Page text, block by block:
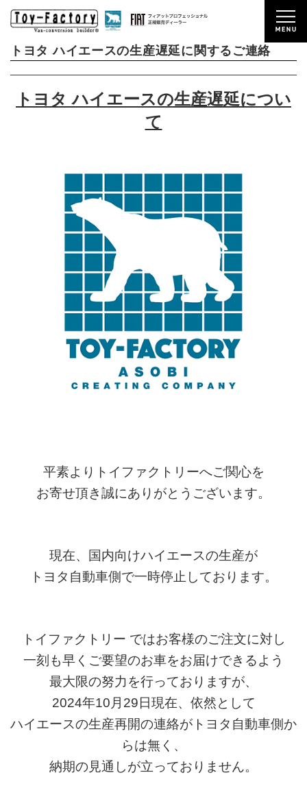
2024/10/29 NEWS
トヨタ ハイエースの生産遅延に関するご連絡
トヨタ ハイエースの生産遅延につい
て
平素よりトイファクトリーへご関心を
お寄せ頂き誠にありがとうございます。
現在、 国内向けハイエースの生産が
トヨタ自動車側で一時停止しております。
トイファクトリー ではお客様のご注文に対し
一刻も早くご要望のお車をお届けできるよう
最大限の努力を行っておりますが、
2024年10月29日現在、依然として
ハイエースの生産再開の連絡がトヨタ自動車側か
らは無く、
納期の見通しが立っておりません。